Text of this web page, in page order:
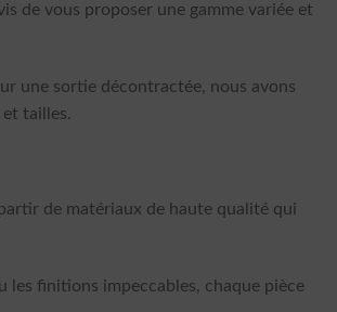
de vous proposer une gamme variée et
une sortie décontractée, nous avons
tailles.
de matériaux de haute qualité qui
les finitions impeccables, chaque pièce